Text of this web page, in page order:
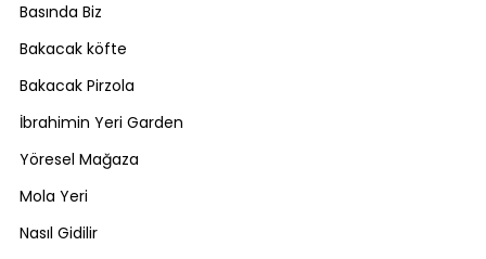
Basında Biz
Bakacak köfte
Bakacak Pirzola
İbrahimin Yeri Garden
Yöresel Mağaza
Mola Yeri
Nasıl Gidilir